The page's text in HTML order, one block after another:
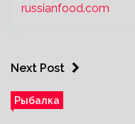
russianfood.com
Next Post
Рыбалка